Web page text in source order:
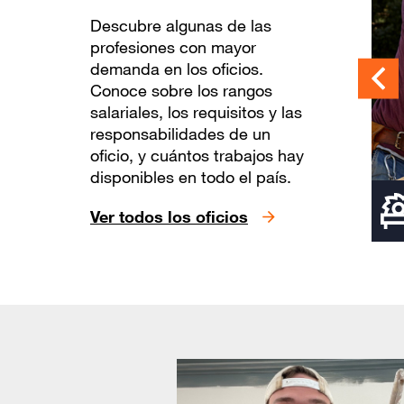
Descubre algunas de las
profesiones con mayor
demanda en los oficios.
Conoce sobre los rangos
salariales, los requisitos y las
responsabilidades de un
oficio, y cuántos trabajos hay
disponibles en todo el país.
Ver todos los oficios
VER
TODOS
LOS
OFICIOS